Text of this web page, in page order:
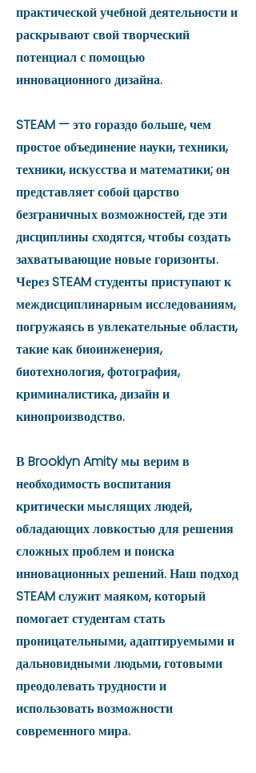
практической учебной деятельности и
раскрывают свой творческий
потенциал с помощью
инновационного дизайна.
STEAM — это гораздо больше, чем
простое объединение науки, техники,
техники, искусства и математики; он
представляет собой царство
безграничных возможностей, где эти
дисциплины сходятся, чтобы создать
захватывающие новые горизонты.
Через STEAM студенты приступают к
междисциплинарным исследованиям,
погружаясь в увлекательные области,
такие как биоинженерия,
биотехнология, фотография,
криминалистика, дизайн и
кинопроизводство.
В Brooklyn Amity мы верим в
необходимость воспитания
критически мыслящих людей,
обладающих ловкостью для решения
сложных проблем и поиска
инновационных решений. Наш подход
STEAM служит маяком, который
помогает студентам стать
проницательными, адаптируемыми и
дальновидными людьми, готовыми
преодолевать трудности и
использовать возможности
современного мира.